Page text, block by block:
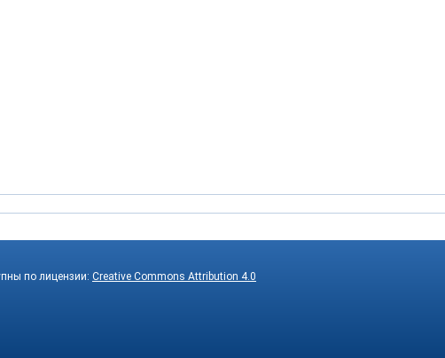
по лицензии: Creative Commons Attribution 4.0